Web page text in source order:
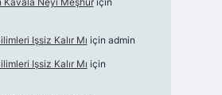
Işsiz Kalır Mı için admin
Işsiz Kalır Mı için